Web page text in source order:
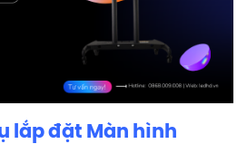
lắp đặt Màn hình